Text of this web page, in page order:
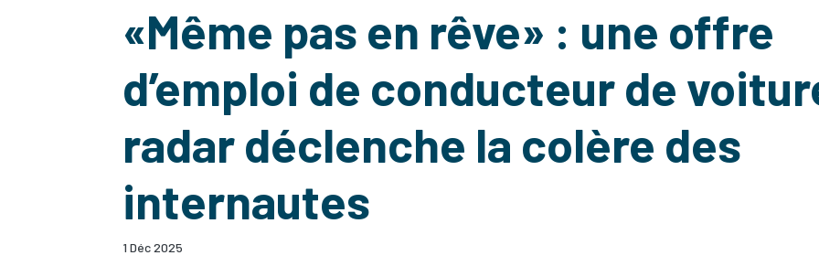
«Même pas en rêve» : une offre
d’emploi de conducteur de
radar déclenche la colère des
internautes
1 Déc 2025